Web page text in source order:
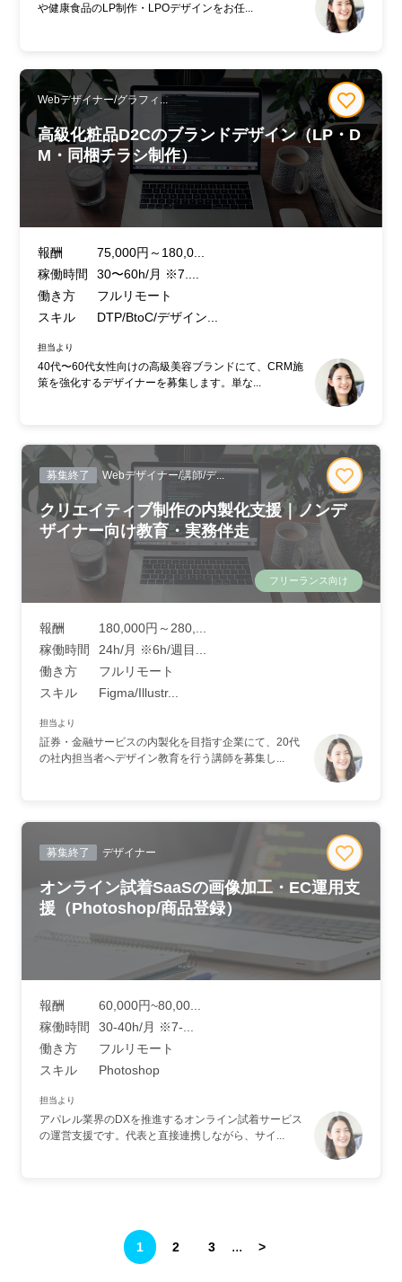
や健康食品のLP制作・LPOデザインをお任...
Webデザイナー/グラフィ...
高級化粧品D2Cのブランドデザイン（LP・D
M・同梱チラシ制作）
報酬
75,000円～180,0...
稼働時間
30〜60h/月 ※7....
働き方
フルリモート
スキル
DTP/BtoC/デザイン...
担当より
40代〜60代女性向けの高級美容ブランドにて、CRM施
策を強化するデザイナーを募集します。単な...
募集終了 Webデザイナー/講師/デ...
クリエイティブ制作の内製化支援｜ノンデ
ザイナー向け教育・実務伴走
フリーランス向け
報酬
180,000円～280,...
稼働時間
24h/月 ※6h/週目...
働き方
フルリモート
スキル
Figma/Illustr...
担当より
証券・金融サービスの内製化を目指す企業にて、20代
の社内担当者へデザイン教育を行う講師を募集し...
募集終了 デザイナー
オンライン試着SaaSの画像加工・EC運用支
援（Photoshop/商品登録）
報酬
60,000円~80,00...
稼働時間
30-40h/月 ※7-...
働き方
フルリモート
スキル
Photoshop
担当より
アパレル業界のDXを推進するオンライン試着サービス
の運営支援です。代表と直接連携しながら、サイ...
1 2 3 ... >